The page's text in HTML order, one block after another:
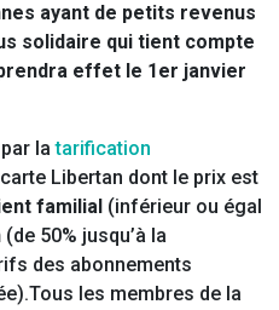
ayant de petits revenus
solidaire qui tient compte
effet le 1er janvier
par latarification
Libertan dont le prix est
familial (inférieur ou égal
(de 50% jusqu’à la
des abonnements
les membres de la